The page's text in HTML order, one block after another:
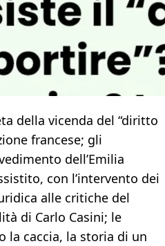
della vicenda del “diritto
francese; gli
dell’Emilia
con l’intervento dei
alle critiche del
di Carlo Casini; le
la caccia, la storia di un